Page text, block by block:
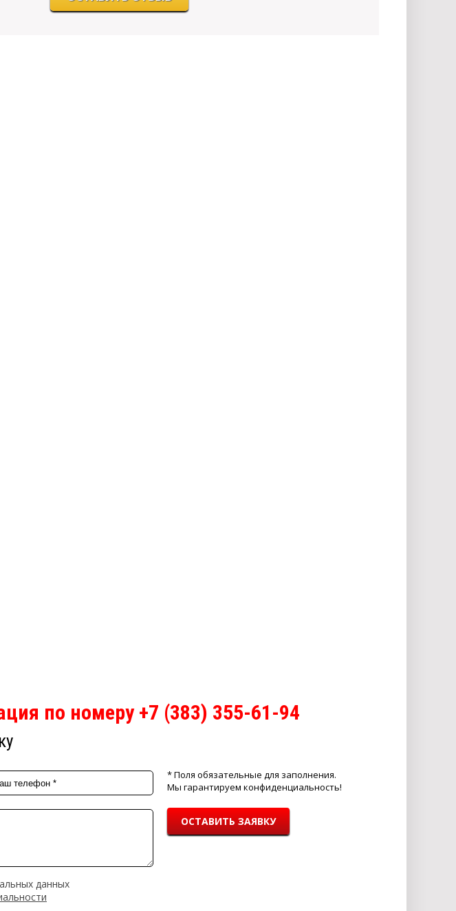
по номеру +7 (383) 355-61-94
данных
* Поля обязательные для заполнения.
Мы гарантируем конфиденциальность!
ОСТАВИТЬ ЗАЯВКУ